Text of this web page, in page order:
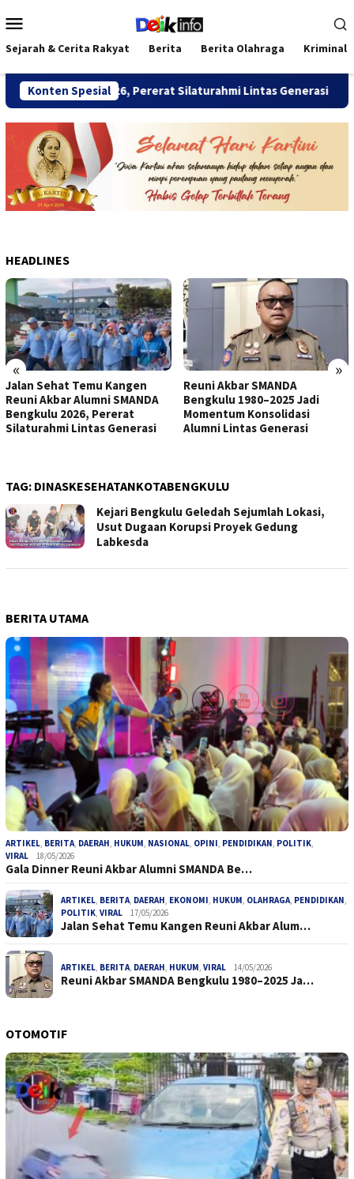
ke
kontenMobile
Sejarah & Cerita Rakyat Berita Berita Olahraga Kriminal
Konten Spesial
Bengkulu 2026, Pererat Silaturahmi Lintas Generasi
HEADLINES
« »
Jalan Sehat Temu Kangen
Reuni Akbar Alumni SMANDA
Bengkulu 2026, Pererat
Silaturahmi Lintas Generasi
Reuni Akbar SMANDA
Bengkulu 1980–2025 Jadi
Momentum Konsolidasi
Alumni Lintas Generasi
TAG: DINASKESEHATANKOTABENGKULU
Kejari Bengkulu Geledah Sejumlah Lokasi,
Usut Dugaan Korupsi Proyek Gedung
Labkesda
BERITA UTAMA
ARTIKEL, BERITA, DAERAH, HUKUM, NASIONAL, OPINI, PENDIDIKAN, POLITIK,
VIRAL
18/05/2026
Gala Dinner Reuni Akbar Alumni SMANDA Be…
ARTIKEL, BERITA, DAERAH, EKONOMI, HUKUM, OLAHRAGA, PENDIDIKAN,
POLITIK, VIRAL 17/05/2026
Jalan Sehat Temu Kangen Reuni Akbar Alum…
ARTIKEL, BERITA, DAERAH, HUKUM, VIRAL 14/05/2026
Reuni Akbar SMANDA Bengkulu 1980–2025 Ja…
OTOMOTIF